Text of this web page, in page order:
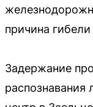
причина
Задержание